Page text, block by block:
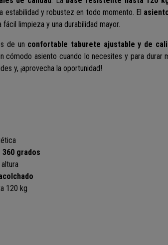
estabilidad y robustez en todo momento. El
fácil limpieza y una durabilidad mayor.
de un confortable taburete ajustable y de
cómodo asiento cuando lo necesites y para durar
y, ¡aprovecha la oportunidad!
grados
120 kg